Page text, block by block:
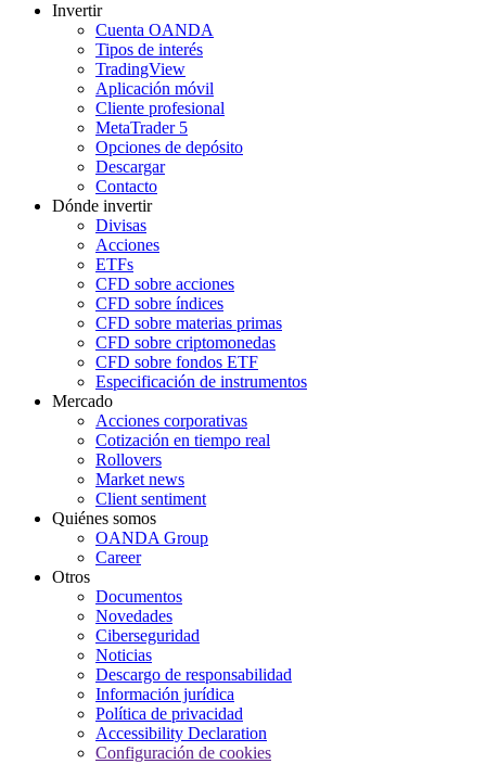
Invertir
Cuenta OANDA
Tipos de interés
TradingView
Aplicación móvil
Cliente profesional
MetaTrader 5
Opciones de depósito
Descargar
Contacto
Dónde invertir
Divisas
Acciones
ETFs
CFD sobre acciones
CFD sobre índices
CFD sobre materias primas
CFD sobre criptomonedas
CFD sobre fondos ETF
Especificación de instrumentos
Mercado
Acciones corporativas
Cotización en tiempo real
Rollovers
Market news
Client sentiment
Quiénes somos
OANDA Group
Career
Otros
Documentos
Novedades
Ciberseguridad
Noticias
Descargo de responsabilidad
Información jurídica
Política de privacidad
Accessibility Declaration
Configuración de cookies